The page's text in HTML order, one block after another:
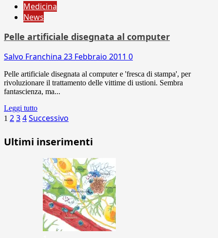
Medicina
News
Pelle artificiale disegnata al computer
Salvo Franchina 23 Febbraio 2011 0
Pelle artificiale disegnata al computer e 'fresca di stampa', per
rivoluzionare il trattamento delle vittime di ustioni. Sembra
fantascienza, ma...
Leggi tutto
Paginazione
degli
articoli
1 234Successivo
Ultimi inserimenti